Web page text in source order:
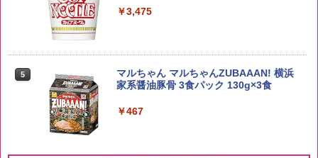
5
【在庫処分価格】ももたろう印 無洗米 5
kg 業務用 お米マイスターブレンド
￥2,680
￥4,930
5
サントリー シングルモルト ウイスキー
白州 Story of the Distillery 2026 化粧箱
入 700ml
￥19,860
￥3,475
5
マルちゃん マルちゃんZUBAAAN! 横浜
家系醤油豚骨 3食パック 130g×3食
￥467